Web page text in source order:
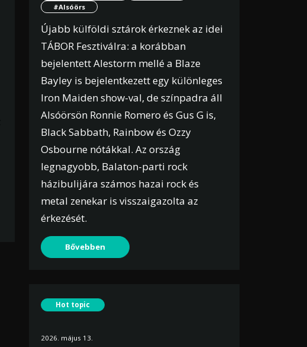
#Alsóörs
Újabb külföldi sztárok érkeznek az idei
TÁBOR Fesztiválra: a korábban
bejelentett Alestorm mellé a Blaze
Bayley is bejelentkezett egy különleges
Iron Maiden show-val, de színpadra áll
Alsóörsön Ronnie Romero és Gus G is,
Black Sabbath, Rainbow és Ozzy
Osbourne nótákkal. Az ország
legnagyobb, Balaton-parti rock
házibulijára számos hazai rock és
metal zenekar is visszaigazolta az
érkezését.
Bővebben
Hot topic
2026. május 13.